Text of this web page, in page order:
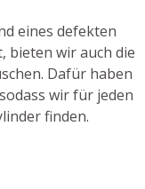
eines defekten
bieten wir auch die
Dafür haben
wir für jeden
finden.